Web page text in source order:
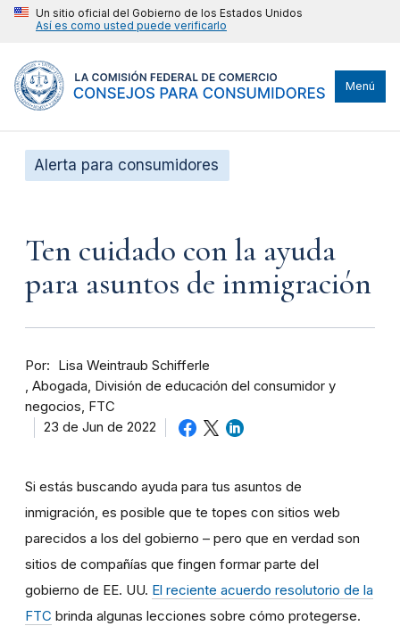
Un sitio oficial del Gobierno de los Estados Unidos
Así es como usted puede verificarlo
Menú
Alerta para consumidores
Ten cuidado con la ayuda
para asuntos de inmigración
Por
Lisa Weintraub Schifferle
Abogada, División de educación del consumidor y
negocios, FTC
23 de Jun de 2022
Si estás buscando ayuda para tus asuntos de
inmigración, es posible que te topes con sitios web
parecidos a los del gobierno – pero que en verdad son
sitios de compañías que fingen formar parte del
gobierno de EE. UU. El reciente acuerdo resolutorio de la
FTC brinda algunas lecciones sobre cómo protegerse.